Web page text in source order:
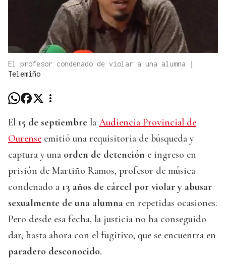
El profesor condenado de violar a una alumna
|
Telemiño
El 15 de septiembre la Audiencia Provincial de
Ourense emitió una requisitoria de búsqueda y
captura y una orden de detención e ingreso en
prisión de Martiño Ramos, profesor de música
condenado a 13 años de cárcel por violar y abusar
sexualmente de una alumna en repetidas ocasiones.
Pero desde esa fecha, la justicia no ha conseguido
dar, hasta ahora con el fugitivo, que se encuentra en
paradero desconocido.